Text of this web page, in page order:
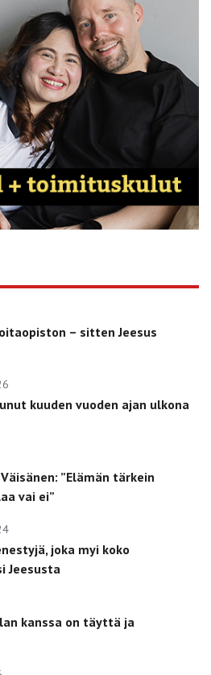
– sitten Jeesus
kuuden vuoden ajan ulkona
”Elämän tärkein
vai ei”
joka myi koko
Jeesusta
kanssa on täyttä ja